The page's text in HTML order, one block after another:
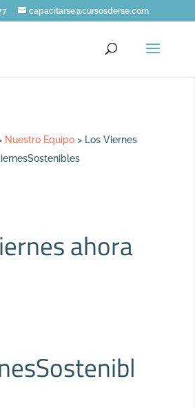
capacitarse@cursosderse.com
Nuestro Equipo > Los Viernes
ahora